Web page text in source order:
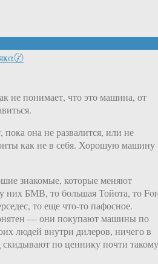
〄
не понимает, что это машина, от
она не развалится, или не
как не в себя. Хорошую машину
знакомые, которые меняют
БМВ, то большая Тойота, то
то еще что-то пафосное.
— они покупают машины по
людей внутри дилеров, ничего в
скидывают по ценнику почти такому